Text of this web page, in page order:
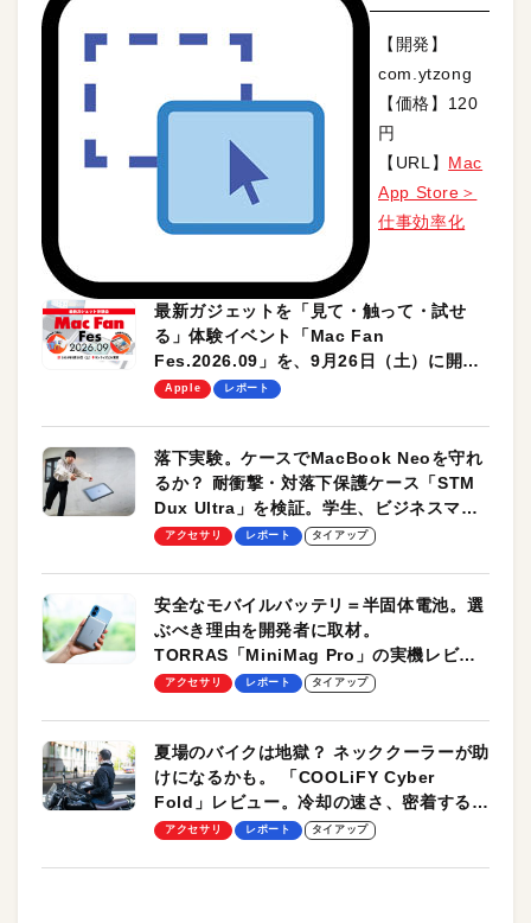
【開発】
com.ytzong
【価格】120
円
【URL】 Mac
App Store＞
仕事効率化
最新ガジェットを「見て・触って・試せ
る」体験イベント「Mac Fan
Fes.2026.09」を、9月26日（土）に開催
します！
Apple レポート
落下実験。ケースでMacBook Neoを守れ
るか？ 耐衝撃・対落下保護ケース「STM
Dux Ultra」を検証。学生、ビジネスマン
のモバイルユースに最適！
アクセサリ レポート タイアップ
安全なモバイルバッテリ＝半固体電池。選
ぶべき理由を開発者に取材。
TORRAS「MiniMag Pro」の実機レビュ
ーも
アクセサリ レポート タイアップ
夏場のバイクは地獄？ ネッククーラーが助
けになるかも。 「COOLiFY Cyber
Fold」レビュー。冷却の速さ、密着する冷
却プレート、シンプルな操作性がグッド！
アクセサリ レポート タイアップ